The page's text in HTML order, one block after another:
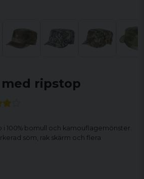
ripstop
i 100% bomull och kamouflagemönster.
söm, rak skärm och flera